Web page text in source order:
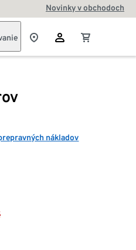
Novinky v obchodoch
nákladov